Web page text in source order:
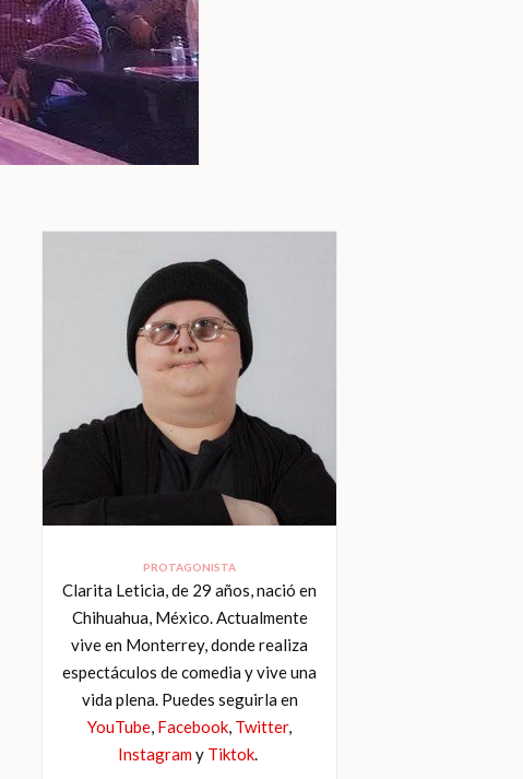
PROTAGONISTA
Clarita Leticia, de 29 años, nació en
Chihuahua, México. Actualmente
vive en Monterrey, donde realiza
espectáculos de comedia y vive una
vida plena. Puedes seguirla en
YouTube, Facebook, Twitter,
Instagramy Tiktok.